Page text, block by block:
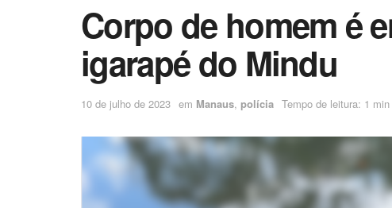
Corpo de homem é
igarapé do Mindu
10 de julho de 2023 em Manaus, polícia Tempo de leitura: 1 min